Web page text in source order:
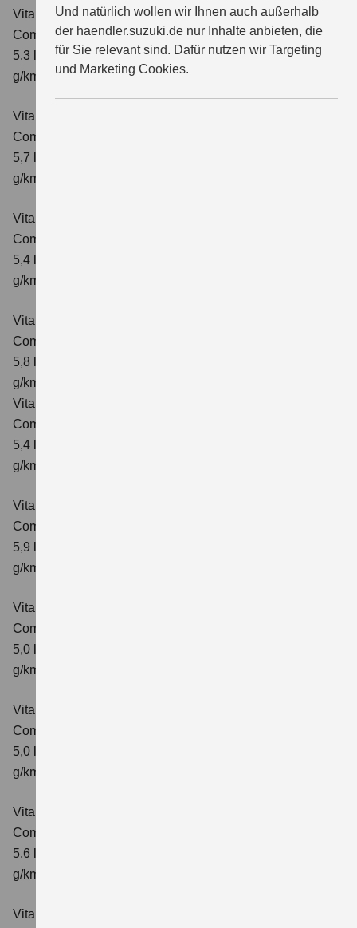
Und natürlich wollen wir Ihnen auch außerhalb
der haendler.suzuki.de nur Inhalte anbieten, die
für Sie relevant sind. Dafür nutzen wir Targeting
und Marketing Cookies.
Vitara 1.4 BOOSTERJET HYBRID
Comfort+Verbrauchswerte: kombinierter Energieverbrauch
5,3 l/100km; kombinierter Wert der CO₂-Emission: 120
g/km; CO₂-Klasse: D
Vitara 1.4 BOOSTERJET HYBRID AT
Comfort+
5,7 l/100km; kombinierter Wert der CO₂-Emission: 130
g/km; CO₂-Klasse: D
Vitara 1.4 BOOSTERJET HYBRID ALLGRIP
Comfort
5,4 l/100km; kombinierter Wert der CO₂-Emission: 129
g/km; CO₂-Klasse: D
Vitara 1.4 BOOSTERJET HYBRID ALLGRIP AT
Comfort
5,8 l/100 km; kombinierter Wert der CO₂-Emission: 137
g/km; CO₂-Klasse: E
Vitara 1.4 BOOSTERJET HYBRID ALLGRIP
Comfort+ Verbrauchswerte: kombinierter Energieverbrauch
5,4 l/100km; kombinierter Wert der CO₂-Emission: 129
g/km; CO₂-Klasse: D
Vitara 1.4 BOOSTERJET HYBRID ALLGRIP AT
Comfort+
5,9 l/100 km; kombinierter Wert der CO₂-Emission: 138
g/km; CO₂-Klasse: E
Vitara 1.5 DUALJET HYBRID AGS
Comfort
5,0 l/100km; kombinierter Wert der CO₂-Emission: 113
g/km; CO₂-Klasse: C
Vitara 1.5 DUALJET HYBRID AGS
Comfort+
5,0 l/100km; kombinierter Wert der CO₂-Emission: 114
g/km; CO₂-Klasse: C
Vitara 1.5 DUALJET HYBRID ALLGRIP AGS
Comfort
5,6 l/100km; kombinierter Wert der CO₂-Emission: 126
g/km; CO₂-Klasse: D
Vitara 1.5 DUALJET HYBRID ALLGRIP AGS